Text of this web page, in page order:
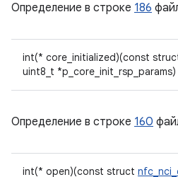
Определение в строке 186
int(* core_initialized)(const
uint8_t *p_core_init_rsp_params)
Определение в строке 160
int(* open)(const struct